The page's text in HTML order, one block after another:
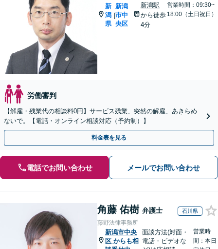
新
潟
県
|
新潟
市中
央区
新潟駅
から徒歩
4分
営業時間：09:30~
18:00（土日祝日）
労働審判
【解雇・残業代の相談料0円】サービス残業、突然の解雇、あきらめ
ないで。【電話・オンライン相談対応（予約制）】
料金表を見る
電話でお問い合わせ メールでお問い合わせ
角藤 佑樹 弁護士 石川県
藤野法律事務所
新潟市中央
区 からも相
面談方法(対面・
電話・ビデオな
営業時
間：本日